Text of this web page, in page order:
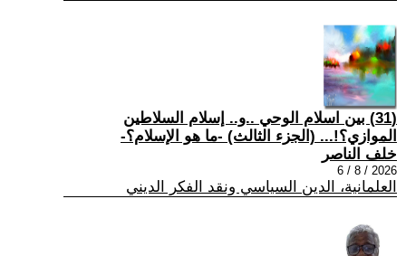
(31) بين اسلام الوحي ..و.. إسلام السلاطين
الموازي؟!... (الجزء الثالث) -ما هو الإسلام؟-
خلف الناصر
2026 / 8 / 6
العلمانية، الدين السياسي ونقد الفكر الديني